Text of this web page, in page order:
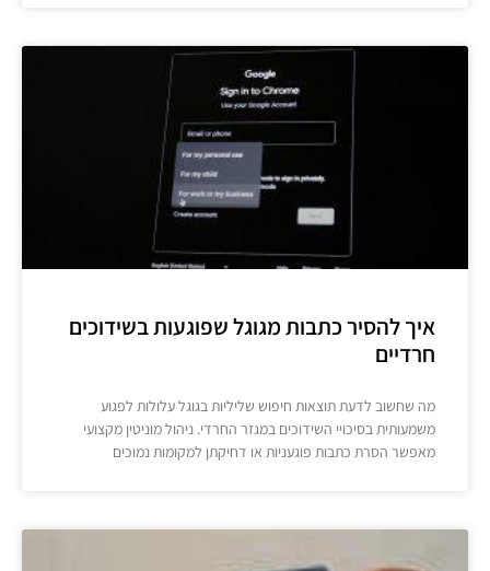
איך להסיר כתבות מגוגל שפוגעות בשידוכים
חרדיים
מה שחשוב לדעת תוצאות חיפוש שליליות בגוגל עלולות לפגוע
משמעותית בסיכויי השידוכים במגזר החרדי. ניהול מוניטין מקצועי
מאפשר הסרת כתבות פוגעניות או דחיקתן למקומות נמוכים